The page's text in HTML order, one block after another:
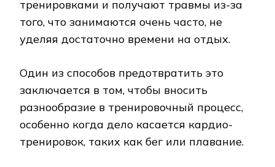
тренировками и получают травмы из-за
того, что занимаются очень часто, не
уделяя достаточно времени на отдых.
Один из способов предотвратить это
заключается в том, чтобы вносить
разнообразие в тренировочный процесс,
особенно когда дело касается кардио-
тренировок, таких как бег или плавание.